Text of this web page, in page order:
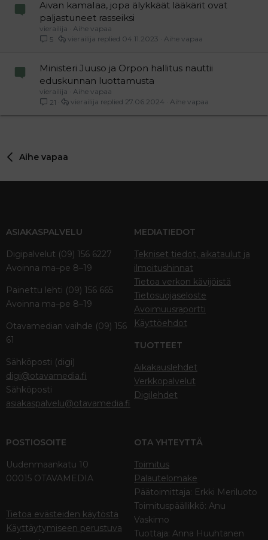
Aivan kamaIaa, jopa älykkäät lääkärit ovat
paljastuneet rasseiksi
vierailija
Aihe vapaa
5
Aihe vapaa
04.11.2023
vierailija
Ministeri Juuso ja Orpon hallitus nauttii
eduskunnan luottamusta
vierailija
Aihe vapaa
21
Aihe vapaa
27.06.2024
vierailija
Aihe vapaa
ASIAKASPALVELU
Digipalvelut (09) 156 6227
Avoinna ma–pe 8–19
Painettu lehti (09) 156 665
Avoinna ma–pe 8–19
Otavamedian vaihde (09) 156
61
Sähköposti (digi)
digi@otavamedia.fi
Sähköposti
asiakaspalvelu@otavamedia.fi
MEDIATIEDOT
Tekniset tiedot, aikataulut ja
ilmoitushinnat
Tietoa verkon kävijöistä
Tietosuojaseloste
Avoimuusraportti
Käyttöehdot
TUOTTEET
Aikakauslehdet
Verkkopalvelut
Digilehdet
POSTIOSOITE
Uudenmaankatu 10
00015 OTAVAMEDIA
Tietoa evästeiden käytöstä
Käyttäytymiseen perustuva
OTA YHTEYTTÄ
Toimitus
Palautelomake
Päätoimittaja: Erkki Meriluoto
Toimituspäällikkö: Anu
Vaskimo
Tuottaja: Anna Huuhtanen